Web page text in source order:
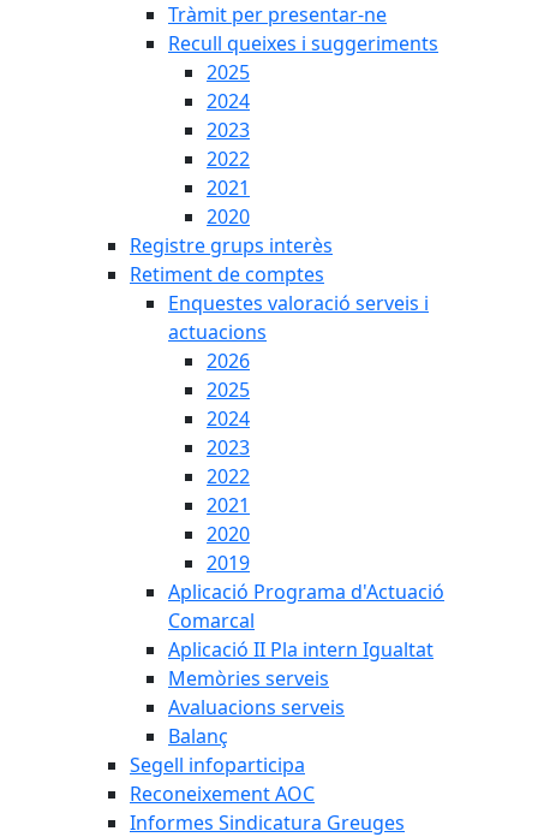
Tràmit per presentar-ne
Recull queixes i suggeriments
2025
2024
2023
2022
2021
2020
Registre grups interès
Retiment de comptes
Enquestes valoració serveis i
actuacions
2026
2025
2024
2023
2022
2021
2020
2019
Aplicació Programa d'Actuació
Comarcal
Aplicació II Pla intern Igualtat
Memòries serveis
Avaluacions serveis
Balanç
Segell infoparticipa
Reconeixement AOC
Informes Sindicatura Greuges